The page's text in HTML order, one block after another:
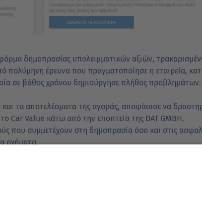
δημοπρασίας υπολειμματικών αξιών,
πολύμηνη έρευνα που πραγματοποίησε η εταιρεία,
σε βάθος χρόνου δημιούργησε πλήθος προβλημάτων.
τα αποτελέσματα της αγοράς, αποφάσισε να
Car Value κάτω από την εποπτεία της DAT GMBH.
που συμμετέχουν στη δημοπρασία όσο και στις
οχήματα.